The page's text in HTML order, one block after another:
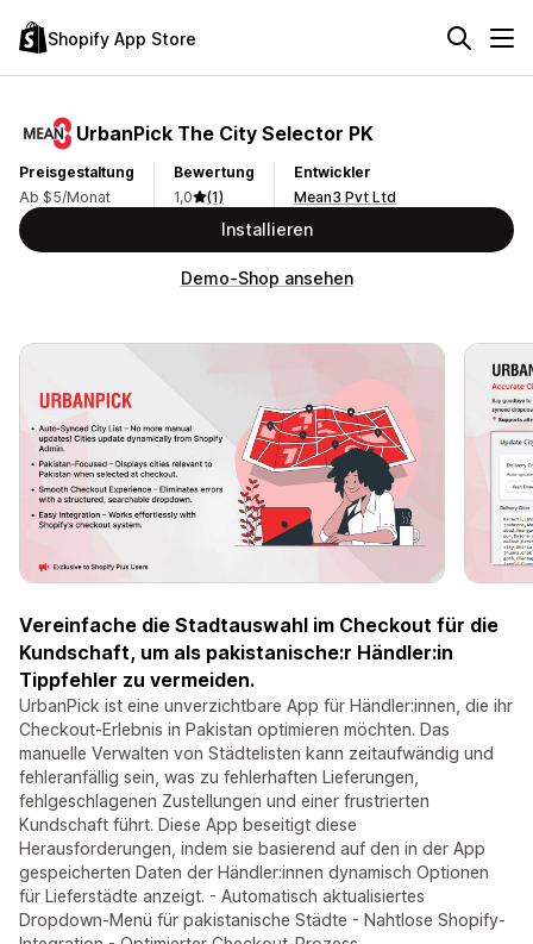
Shopify App Store
UrbanPick The City Selector PK
Preisgestaltung
Ab $5/Monat
Bewertung
1,0
(1)
Entwickler
Mean3 Pvt Ltd
Installieren
Demo-Shop ansehen
Vereinfache die Stadtauswahl im Checkout für die
Kundschaft, um als pakistanische:r Händler:in
Tippfehler zu vermeiden.
UrbanPick ist eine unverzichtbare App für Händler:innen, die ihr
Checkout-Erlebnis in Pakistan optimieren möchten. Das
manuelle Verwalten von Städtelisten kann zeitaufwändig und
fehleranfällig sein, was zu fehlerhaften Lieferungen,
fehlgeschlagenen Zustellungen und einer frustrierten
Kundschaft führt. Diese App beseitigt diese
Herausforderungen, indem sie basierend auf den in der App
gespeicherten Daten der Händler:innen dynamisch Optionen
für Lieferstädte anzeigt. - Automatisch aktualisiertes
Dropdown-Menü für pakistanische Städte - Nahtlose Shopify-